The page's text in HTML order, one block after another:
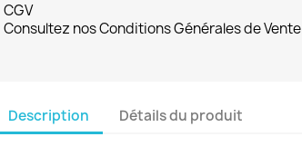
CGV
Consultez nos Conditions Générales de Vente
Description Détails du produit